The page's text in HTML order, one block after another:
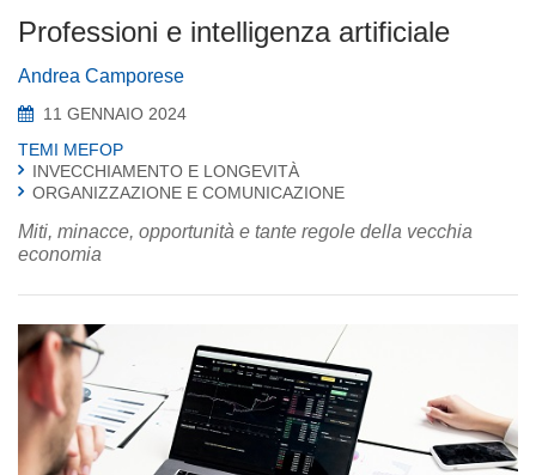
Professioni e intelligenza artificiale
Andrea Camporese
11 GENNAIO 2024
TEMI MEFOP
INVECCHIAMENTO E LONGEVITÀ
ORGANIZZAZIONE E COMUNICAZIONE
Miti, minacce, opportunità e tante regole della vecchia
economia